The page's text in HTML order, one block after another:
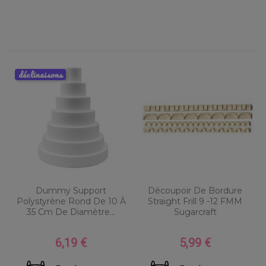
Dummy Support
Polystyrène Rond De 10 À
35 Cm De Diamètre...
Prix
6,19 €
déclinaisons
Découpoir De Bordure
Straight Frill 9 -12 FMM
Sugarcraft
Prix
5,99 €